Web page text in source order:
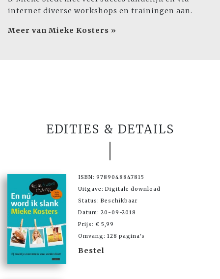
internet diverse workshops en trainingen aan.
Meer van Mieke Kosters »
EDITIES & DETAILS
ISBN: 9789048847815
Uitgave: Digitale download
Status: Beschikbaar
Datum: 20-09-2018
Prijs: € 5,99
Omvang: 128 pagina's
Bestel